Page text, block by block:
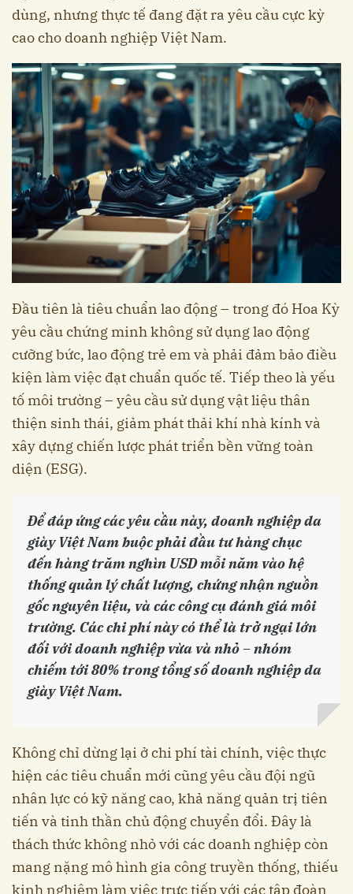
dùng, nhưng thực tế đang đặt ra yêu cầu cực kỳ
cao cho doanh nghiệp Việt Nam.
Đầu tiên là tiêu chuẩn lao động – trong đó Hoa Kỳ
yêu cầu chứng minh không sử dụng lao động
cưỡng bức, lao động trẻ em và phải đảm bảo điều
kiện làm việc đạt chuẩn quốc tế. Tiếp theo là yếu
tố môi trường – yêu cầu sử dụng vật liệu thân
thiện sinh thái, giảm phát thải khí nhà kính và
xây dựng chiến lược phát triển bền vững toàn
diện (ESG).
Để đáp ứng các yêu cầu này, doanh nghiệp da
giày Việt Nam buộc phải đầu tư hàng chục
đến hàng trăm nghìn USD mỗi năm vào hệ
thống quản lý chất lượng, chứng nhận nguồn
gốc nguyên liệu, và các công cụ đánh giá môi
trường. Các chi phí này có thể là trở ngại lớn
đối với doanh nghiệp vừa và nhỏ – nhóm
chiếm tới 80% trong tổng số doanh nghiệp da
giày Việt Nam.
Không chỉ dừng lại ở chi phí tài chính, việc thực
hiện các tiêu chuẩn mới cũng yêu cầu đội ngũ
nhân lực có kỹ năng cao, khả năng quản trị tiên
tiến và tinh thần chủ động chuyển đổi. Đây là
thách thức không nhỏ với các doanh nghiệp còn
mang nặng mô hình gia công truyền thống, thiếu
kinh nghiệm làm việc trực tiếp với các tập đoàn